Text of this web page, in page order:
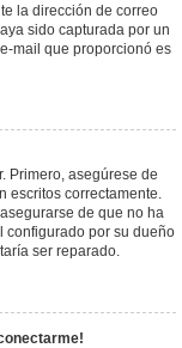
la dirección de correo
sido capturada por un
mail que proporcionó es
Primero, asegúrese de
escritos correctamente.
de que no ha
configurado por su dueño
ser reparado.